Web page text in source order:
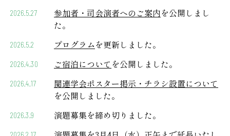
2026.5.27 参加者・司会演者へのご案内を公開しまし
た。
2026.5.2 プログラムを更新しました。
2026.4.30 ご宿泊について を公開しました。
2026.4.17
関連学会ポスター掲示・チラシ設置について
を公開しました。
2026.3.9 演題募集を締め切りました。
2026.2.17